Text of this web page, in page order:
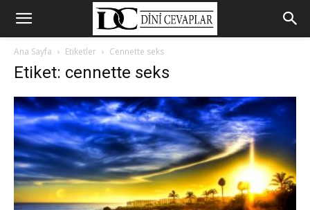
Ana Sayfa Etiketler Cennette seks
Etiket: cennette seks